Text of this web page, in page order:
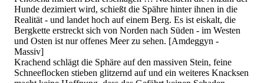
Hunde dezimiert wird, schießt die Spähre hinter ihnen in die
Realität - und landet hoch auf einem Berg. Es ist eiskalt, die
Bergkette erstreckt sich von Norden nach Süden - im Westen
und Osten ist nur offenes Meer zu sehen. [Amdeggyn -
Massiv]
Krachend schlägt die Sphäre auf den massiven Stein, feine
Schneeflocken stieben glitzernd auf und ein weiteres Knacksen